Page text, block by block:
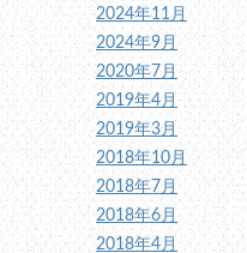
2024年11月
2024年9月
2020年7月
2019年4月
2019年3月
2018年10月
2018年7月
2018年6月
2018年4月